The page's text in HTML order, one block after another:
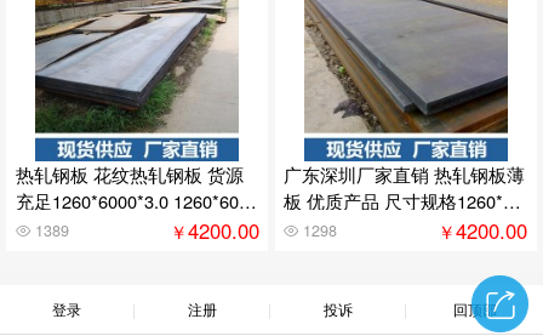
热轧钢板 花纹热轧钢板 货源
充足1260*6000*3.0 1260*6000
*4.01389 ￥4200.00
广东深圳厂家直销 热轧钢板薄
板 优质产品 尺寸规格1260*60
00*2.0
1298 ￥4200.00
登录 注册 投诉 回顶部